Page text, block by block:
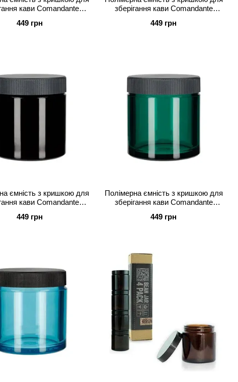
кави Comandante
449 грн
зберігання кави Comandante
449 грн
ємність з кришкою для
кави Comandante
449 грн
Полімерна ємність з кришкою для
зберігання кави Comandante
449 грн